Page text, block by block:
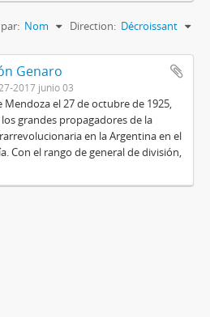
Nom Direction: Décroissant
Genaro
2017 junio 03
Mendoza el 27 de octubre de 1925,
grandes propagadores de la
en la Argentina en el
Con el rango de general de división,